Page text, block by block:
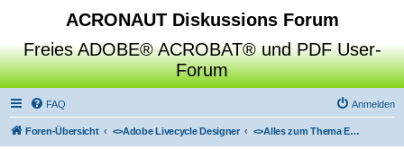
ACRONAUT Diskussions Forum
Freies ADOBE® ACROBAT® und PDF User-
Forum
FAQ Anmelden
Foren-Übersicht <>Adobe Livecycle Designer <>Alles zum Thema Ein-/Ausblenden